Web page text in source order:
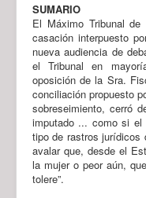
SUMARIO
El Máximo Tribunal
casación interpuesto
nueva audiencia de
el Tribunal en
oposición de la Sra.
conciliación propuesto
sobreseimiento, cerró
imputado ... como si el
tipo de rastros jurídicos
avalar que, desde el
la mujer o peor aún,
tolere”.